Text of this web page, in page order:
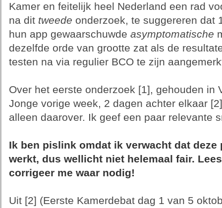
Kamer en feitelijk heel Nederland een rad
na dit tweede onderzoek, te suggereren dat
hun app gewaarschuwde asymptomatische
dezelfde orde van grootte zat als de
testen na via regulier BCO te zijn
Over het eerste onderzoek [1], gehouden in
Jonge vorige week, 2 dagen achter elkaar
alleen daarover. Ik geef een paar relevante
Ik ben pislink omdat ik verwacht dat deze
werkt, dus wellicht niet helemaal fair.
corrigeer me waar nodig!
Uit [2] (Eerste Kamerdebat dag 1 van 5